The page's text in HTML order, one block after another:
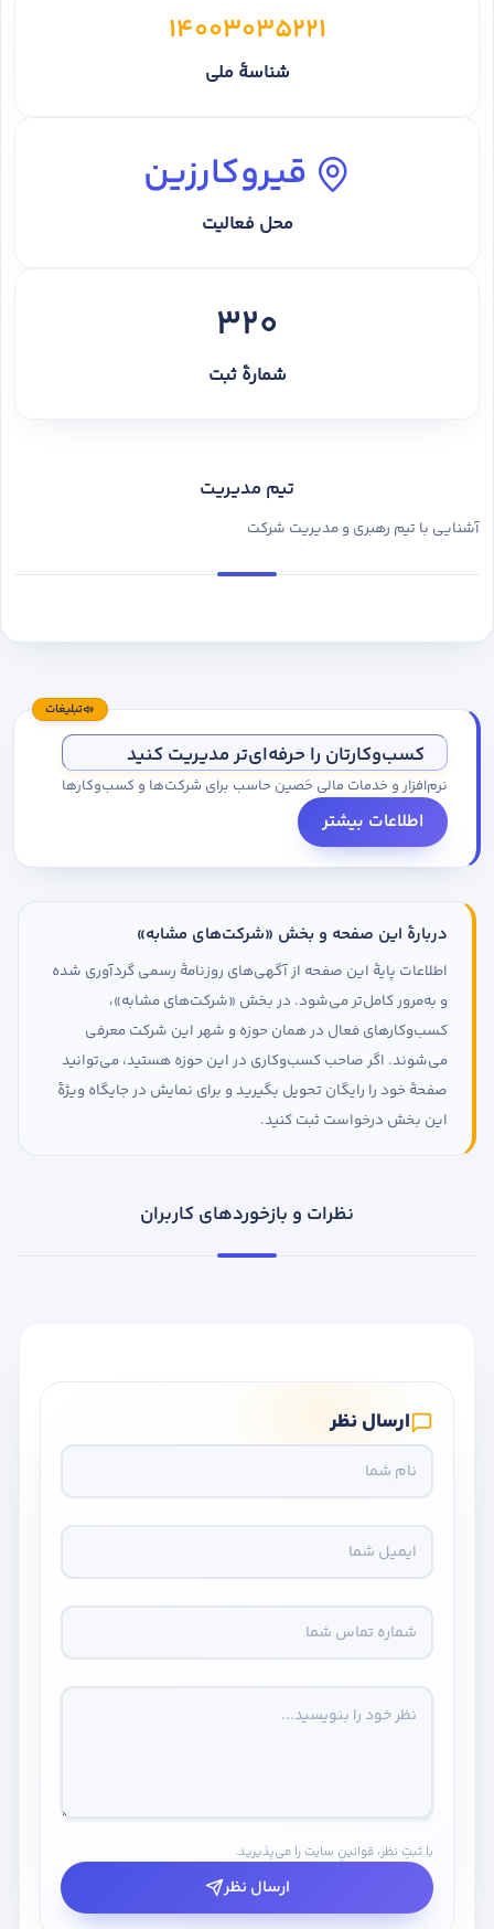
14003035221
شناسهٔ ملی
قیروکارزین
محل فعالیت
320
شمارهٔ ثبت
تیم مدیریت
آشنایی با تیم رهبری و مدیریت شرکت
تبلیغات
کسب‌وکارتان را حرفه‌ای‌تر مدیریت کنید
نرم‌افزار و خدمات مالی حَصین حاسب برای شرکت‌ها و کسب‌وکارها
اطلاعات بیشتر
دربارهٔ این صفحه و بخش «شرکت‌های مشابه»
اطلاعات پایهٔ این صفحه از آگهی‌های روزنامهٔ رسمی گردآوری شده
و به‌مرور کامل‌تر می‌شود. در بخش «شرکت‌های مشابه»،
کسب‌وکارهای فعال در همان حوزه و شهر این شرکت معرفی
می‌شوند. اگر صاحب کسب‌وکاری در این حوزه هستید، می‌توانید
صفحهٔ خود را رایگان تحویل بگیرید و برای نمایش در جایگاه ویژهٔ
این بخش درخواست ثبت کنید.
نظرات و بازخوردهای کاربران
ارسال نظر
با ثبتِ نظر، قوانینِ سایت را می‌پذیرید.
ارسال نظر